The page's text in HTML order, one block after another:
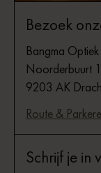
Bezoek
Bangma Optiek
Noorderbuurt
9203 AK
Route &
Schrijf je in